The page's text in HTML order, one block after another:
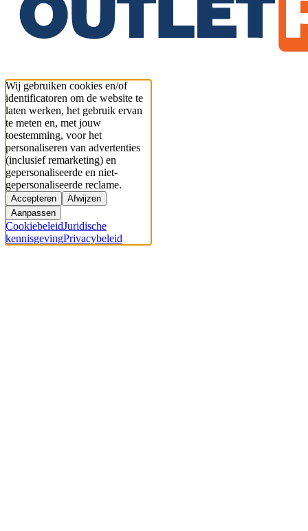
Wij gebruiken cookies en/of
identificatoren om de website te
laten werken, het gebruik ervan
te meten en, met jouw
toestemming, voor het
personaliseren van advertenties
(inclusief remarketing) en
gepersonaliseerde en niet-
gepersonaliseerde reclame.
Accepteren
Afwijzen
Aanpassen
CookiebeleidJuridische
kennisgevingPrivacybeleid